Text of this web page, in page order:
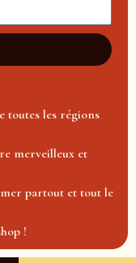
toutes les régions
merveilleux et
partout et tout le
!